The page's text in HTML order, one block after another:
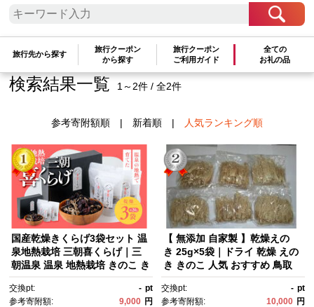
旅行先から探す
旅行クーポン
から探す
旅行クーポン
ご利用ガイド
全ての
お礼の品
検索結果一覧 1～2件 / 全2件
参考寄附額順| 新着順| 人気ランキング順
国産乾燥きくらげ3袋セット 温
泉地熱栽培 三朝喜くらげ｜三
朝温泉 温泉 地熱栽培 きのこ き
気 おすすめ 鳥取県 三朝町
交換pt: - pt
参考寄附額:
9,000 円
【 無添加 自家製 】乾燥えの
き 25g×5袋｜ドライ 乾燥 えの
き きのこ 人気 おすすめ 鳥取
交換pt: - pt
参考寄附額:
10,000 円